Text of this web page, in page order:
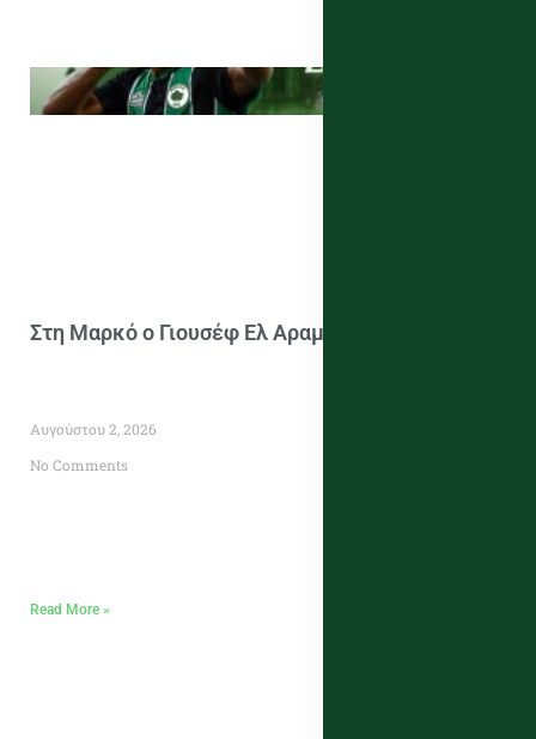
Στη Μαρκό ο Γιουσέφ Ελ Αραμπί
Αυγούστου 2, 2026
No Comments
Read More »